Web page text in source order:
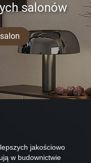
salonów
jakościowo
w budownictwie